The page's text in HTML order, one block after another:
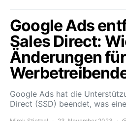
Google Ads
Sales Direct:
Änderungen für
Google Ads hat die
Direct (SSD) beendet, was